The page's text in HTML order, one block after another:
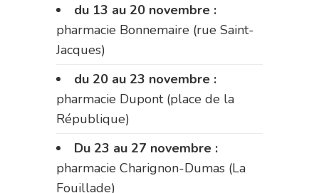
du 13 au 20 novembre :
pharmacie Bonnemaire (rue Saint-
Jacques)
du 20 au 23 novembre :
pharmacie Dupont (place de la
République)
Du 23 au 27 novembre :
pharmacie Charignon-Dumas (La
Fouillade)